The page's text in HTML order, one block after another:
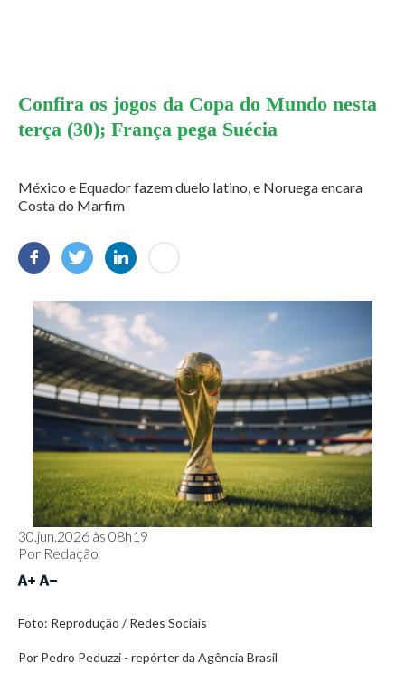
Confira os jogos da Copa do Mundo nesta
terça (30); França pega Suécia
México e Equador fazem duelo latino, e Noruega encara
Costa do Marfim
30.jun.2026 às 08h19
Por Redação
Foto: Reprodução / Redes Sociais
Por Pedro Peduzzi - repórter da Agência Brasil